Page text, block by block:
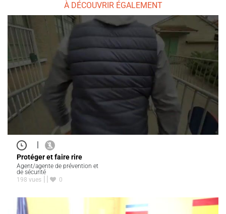
À DÉCOUVRIR ÉGALEMENT
Protéger et faire rire
Agent/agente de prévention et
de sécurité
198 vues
0